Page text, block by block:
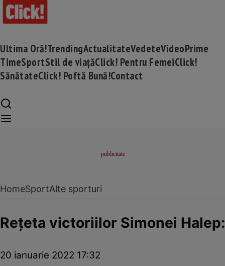
Ultima Oră!TrendingActualitateVedeteVideoPrime
TimeSportStil de viațăClick! Pentru FemeiClick!
SănătateClick! Poftă Bună!Contact
HomeSportAlte sporturi
Rețeta victoriilor Simonei
20 ianuarie 2022 17:32